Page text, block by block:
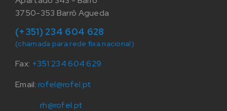
3750-353 Barrô Agueda
(+351) 234 604 628
(chamada para rede fixa nacional)
Fax: +351 234 604 629
Email:rofel@rofel.pt
rh@rofel.pt